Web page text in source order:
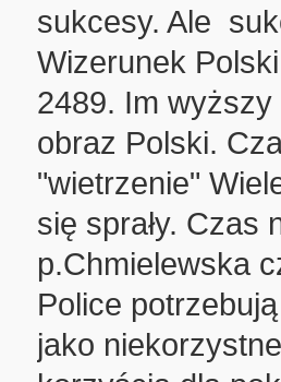
sukcesy. Ale
Wizerunek
2489. Im
obraz Polski.
"wietrzenie"
się sprały. Czas
p.Chmielewska
Police
jako